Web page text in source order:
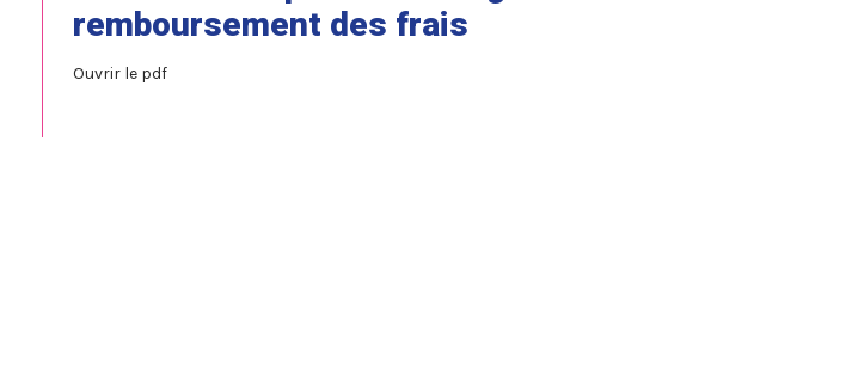
remboursement des frais
Ouvrir le pdf